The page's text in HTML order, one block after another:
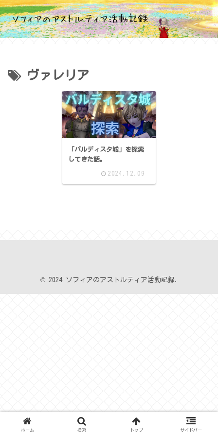
ヴァレリア
「バルディスタ城」を探索
してきた話。
2024.12.09
© 2024 ソフィアのアストルティア活動記録.
ホーム 検索 トップ サイドバー